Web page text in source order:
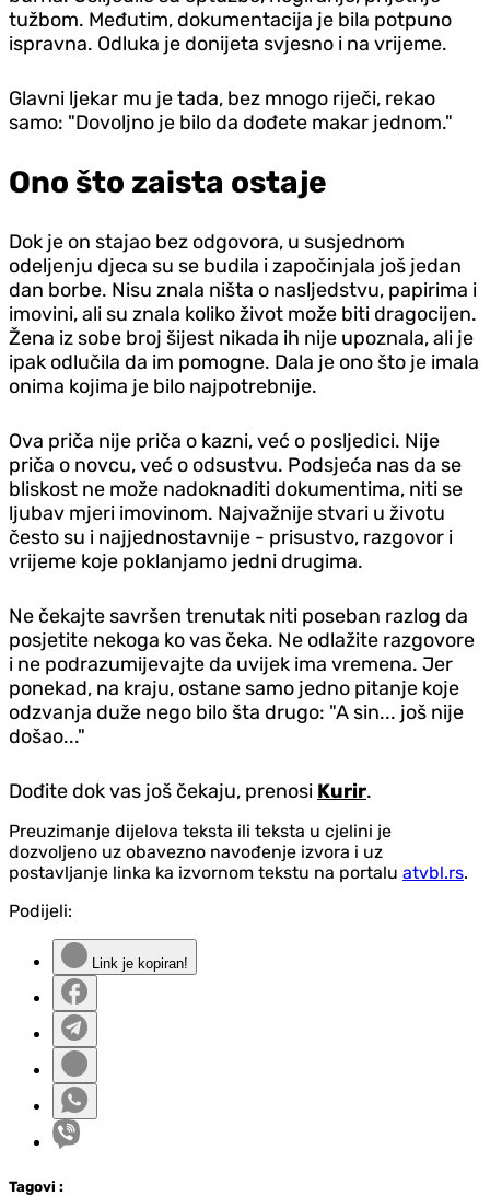
tužbom. Međutim, dokumentacija je bila potpuno
ispravna. Odluka je donijeta svjesno i na vrijeme.
Glavni ljekar mu je tada, bez mnogo riječi, rekao
samo: "Dovoljno je bilo da dođete makar jednom."
Ono što zaista ostaje
Dok je on stajao bez odgovora, u susjednom
odeljenju djeca su se budila i započinjala još jedan
dan borbe. Nisu znala ništa o nasljedstvu, papirima i
imovini, ali su znala koliko život može biti dragocijen.
Žena iz sobe broj šijest nikada ih nije upoznala, ali je
ipak odlučila da im pomogne. Dala je ono što je imala
onima kojima je bilo najpotrebnije.
Ova priča nije priča o kazni, već o posljedici. Nije
priča o novcu, već o odsustvu. Podsjeća nas da se
bliskost ne može nadoknaditi dokumentima, niti se
ljubav mjeri imovinom. Najvažnije stvari u životu
često su i najjednostavnije - prisustvo, razgovor i
vrijeme koje poklanjamo jedni drugima.
Ne čekajte savršen trenutak niti poseban razlog da
posjetite nekoga ko vas čeka. Ne odlažite razgovore
i ne podrazumijevajte da uvijek ima vremena. Jer
ponekad, na kraju, ostane samo jedno pitanje koje
odzvanja duže nego bilo šta drugo: "A sin... još nije
došao..."
Dođite dok vas još čekaju, prenosi Kurir.
Preuzimanje dijelova teksta ili teksta u cjelini je
dozvoljeno uz obavezno navođenje izvora i uz
postavljanje linka ka izvornom tekstu na portalu atvbl.rs.
Podijeli:
Link je kopiran!
Tagovi :